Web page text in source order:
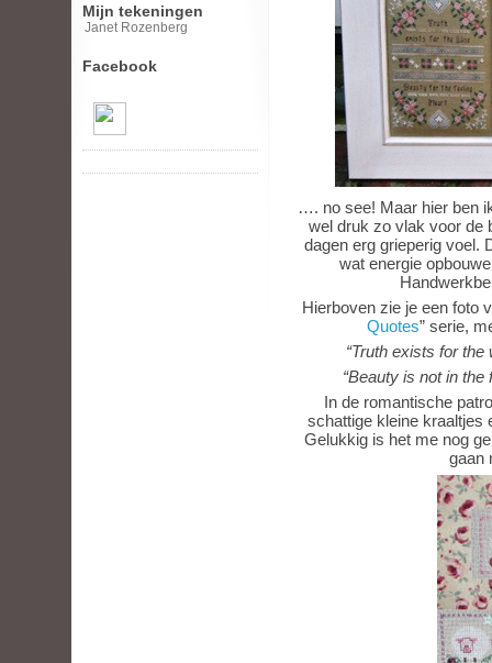
Mijn tekeningen
Janet Rozenberg
Facebook
…. no see! Maar hier ben
wel druk zo vlak voor de
dagen erg grieperig voel.
wat energie
Hierboven zie je een foto
Quotes” serie,
“Truth exists for the
“Beauty is not in
In de romantische
schattige kleine kraaltjes
Gelukkig is het me nog
gaan